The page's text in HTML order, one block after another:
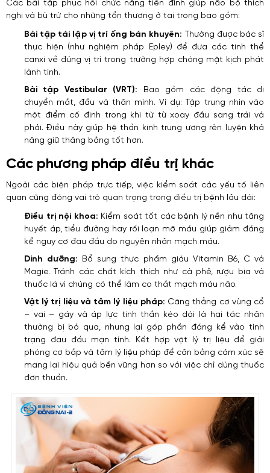
Các bài tập phục hồi chức năng tiền đình giúp não bộ thích
nghi và bù trừ cho những tổn thương ở tai trong bao gồm:
Bài tập tái lập vị trí ống bán khuyên: Thường được bác sĩ
thực hiện (như nghiệm pháp Epley) để đưa các tinh thể
canxi về đúng vị trí trong trường hợp chóng mặt kịch phát
lành tính.
Bài tập Vestibular (VRT): Bao gồm các động tác di
chuyển mắt, đầu và thân mình. Ví dụ: Tập trung nhìn vào
một điểm cố định trong khi từ từ xoay đầu sang trái và
phải. Điều này giúp hệ thần kinh trung ương rèn luyện khả
năng giữ thăng bằng tốt hơn.
Các phương pháp điều trị khác
Ngoài các biện pháp trực tiếp, việc kiểm soát các yếu tố liên
quan cũng đóng vai trò quan trọng trong điều trị bệnh lâu dài:
Điều trị nội khoa: Kiểm soát tốt các bệnh lý nền như tăng
huyết áp, tiểu đường hay rối loạn mỡ máu giúp giảm đáng
kể nguy cơ đau đầu do nguyên nhân mạch máu.
Dinh dưỡng: Bổ sung thực phẩm giàu Vitamin B6, C và
Magie. Tránh các chất kích thích như cà phê, rượu bia và
thuốc lá vì chúng có thể làm co thắt mạch máu não.
Vật lý trị liệu và tâm lý liệu pháp: Căng thẳng cơ vùng cổ
– vai – gáy và áp lực tinh thần kéo dài là hai tác nhân
thường bị bỏ qua, nhưng lại góp phần đáng kể vào tình
trạng đau đầu mạn tính. Kết hợp vật lý trị liệu để giải
phóng cơ bắp và tâm lý liệu pháp để cân bằng cảm xúc sẽ
mang lại hiệu quả bền vững hơn so với việc chỉ dùng thuốc
đơn thuần.